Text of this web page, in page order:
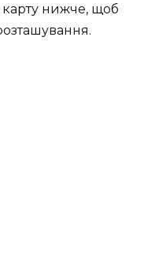
карту нижче, щоб